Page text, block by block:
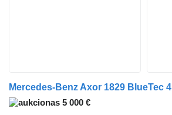
Mercedes-Benz Axor 1829 BlueTec 4
5 000 €